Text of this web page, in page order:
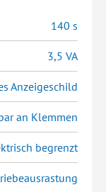
140 s
3,5 VA
Anzeigeschild
an Klemmen
begrenzt